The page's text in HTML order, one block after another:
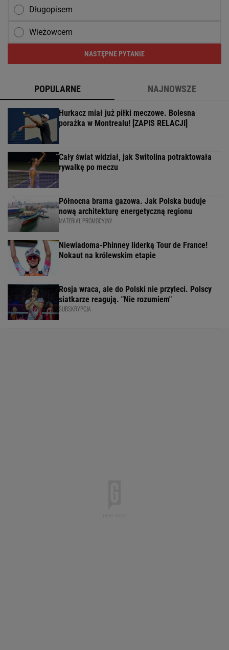
Długopisem
Wieżowcem
NASTĘPNE PYTANIE
POPULARNE NAJNOWSZE
Hurkacz miał już piłki meczowe. Bolesna
porażka w Montrealu! [ZAPIS RELACJI]
Cały świat widział, jak Switolina potraktowała
rywalkę po meczu
Północna brama gazowa. Jak Polska buduje
nową architekturę energetyczną regionu
MATERIAŁ PROMOCYJNY
Niewiadoma-Phinney liderką Tour de France!
Nokaut na królewskim etapie
Rosja wraca, ale do Polski nie przyleci. Polscy
siatkarze reagują. "Nie rozumiem"
SUBSKRYPCJA